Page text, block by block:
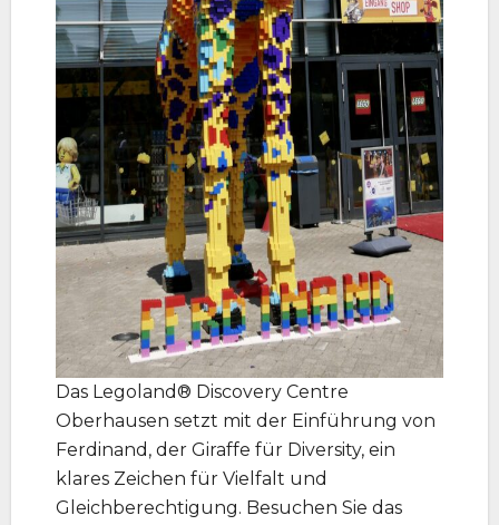
Das Legoland® Discovery Centre
Oberhausen setzt mit der Einführung von
Ferdinand, der Giraffe für Diversity, ein
klares Zeichen für Vielfalt und
Gleichberechtigung. Besuchen Sie das